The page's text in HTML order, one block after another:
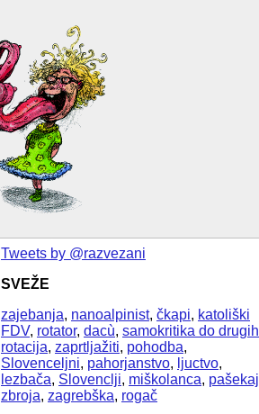
Tweets by @razvezani
SVEŽE
zajebanja, nanoalpinist, čkapi, katoliški
FDV, rotator, dacù, samokritika do drugih
rotacija, zaprtljažiti, pohodba,
Slovenceljni, pahorjanstvo, ljuctvo,
lezbača, Slovenclji, miškolanca, pašekaj
zbroja, zagrebška, rogač